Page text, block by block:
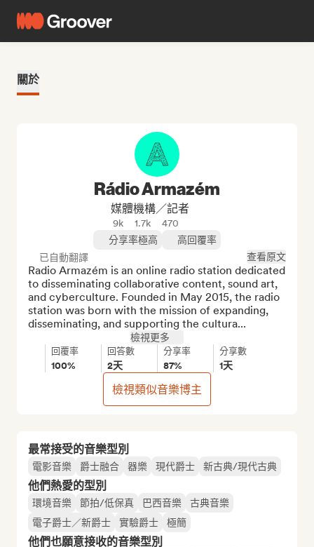
關於
最常接受的音樂型別
電影音樂 爵士融合 器樂 現代爵士 新古典/現代古典
他們熱愛的型別
環境音樂 節拍/低保真 巴西音樂
古典音樂
電子爵士／新爵士
實驗爵士 極簡
他們也願意接收的音樂型別
Rádio Armazém
媒體機構／記者
9k 1.7k
470
分享率極高
高回覆率
已自動翻譯
查看原文
Radio Armazém is an online radio station dedicated
to disseminating collaborative content, sound art,
and cyberculture. Founded in May 2015, the radio
station was born with the mission of expanding,
disseminating, and supporting the cultura...
檢視更多
回覆率
100%
回答數
2天
分享率
87%
分享數
1天
檢視類似音樂博主